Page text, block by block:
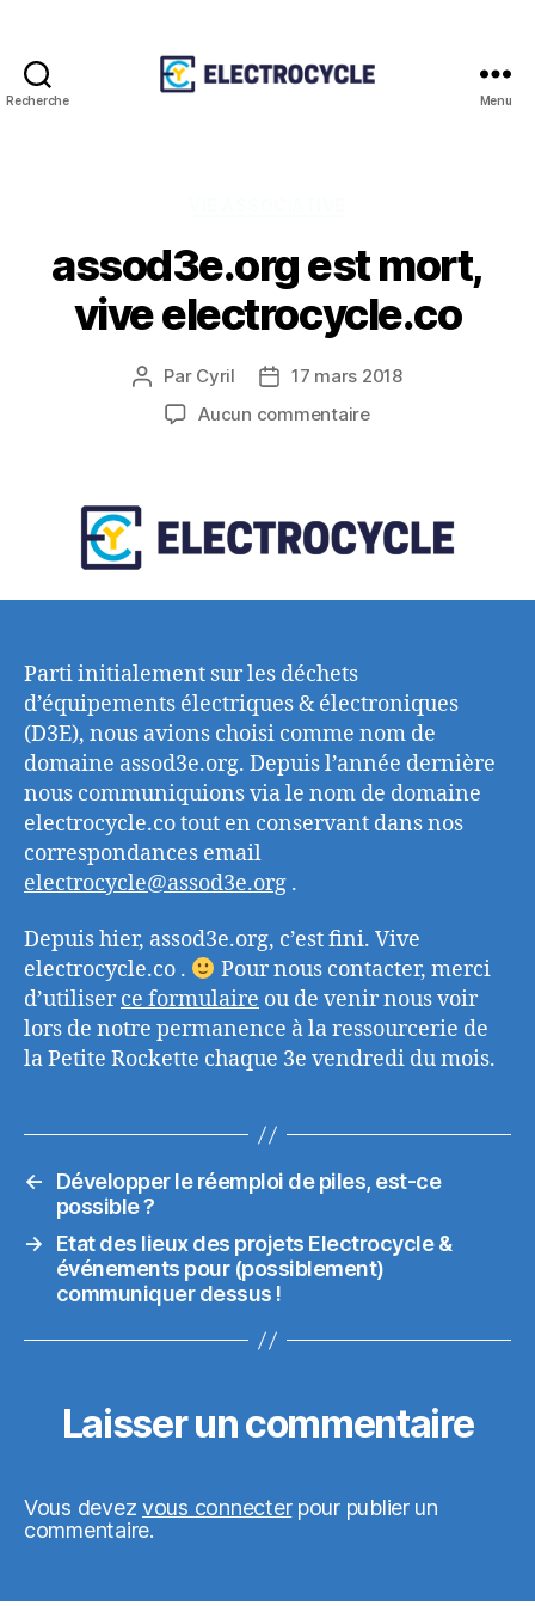
Recherche Menu
assod3e.org est mort,
vive electrocycle.co
Auteur
l’article
Par Cyril
Date17 mars 2018
Aucun commentairesur
vive
electrocycle.co
Parti initialement sur les déchets
d’équipements électriques & électroniques
(D3E), nous avions choisi comme nom de
domaine assod3e.org. Depuis l’année dernière
nous communiquions via le nom de domaine
electrocycle.co tout en conservant dans nos
correspondances email
electrocycle@assod3e.org .
Depuis hier, assod3e.org, c’est fini. Vive
electrocycle.co .
Pour nous contacter, merci
d’utiliserce formulaire ou de venir nous voir
lors de notre permanence à la ressourcerie de
la Petite Rockette chaque 3e vendredi du mois.
←
Développer le réemploi de piles, est-ce
possible ?
→
Etat des lieux des projets Electrocycle &
événements pour (possiblement)
communiquer dessus !
Laisser un commentaire
Vous devezvous connecterpour publier un
commentaire.